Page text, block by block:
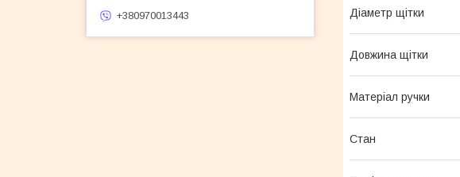
Діаметр щітки
Довжина щітки
Матеріал ручки
Стан
+380970013443